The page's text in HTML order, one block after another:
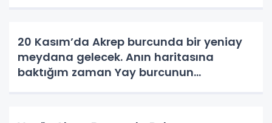
20 Kasım’da Akrep burcunda bir yeniay
meydana gelecek. Anın haritasına
baktığım zaman Yay burcunun